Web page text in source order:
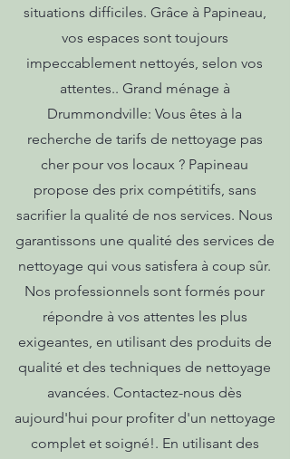
situations difficiles. Grâce à Papineau,
vos espaces sont toujours
impeccablement nettoyés, selon vos
attentes.. Grand ménage à
Drummondville: Vous êtes à la
recherche de tarifs de nettoyage pas
cher pour vos locaux ? Papineau
propose des prix compétitifs, sans
sacrifier la qualité de nos services. Nous
garantissons une qualité des services de
nettoyage qui vous satisfera à coup sûr.
Nos professionnels sont formés pour
répondre à vos attentes les plus
exigeantes, en utilisant des produits de
qualité et des techniques de nettoyage
avancées. Contactez-nous dès
aujourd'hui pour profiter d'un nettoyage
complet et soigné!. En utilisant des